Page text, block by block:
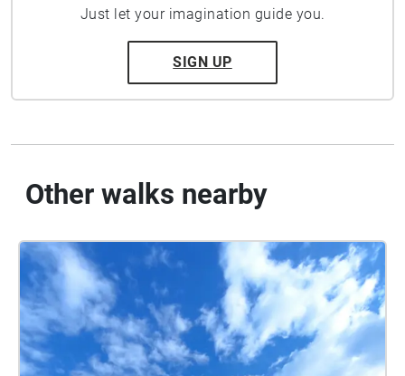
Just let your imagination guide you.
SIGN UP
Other walks nearby